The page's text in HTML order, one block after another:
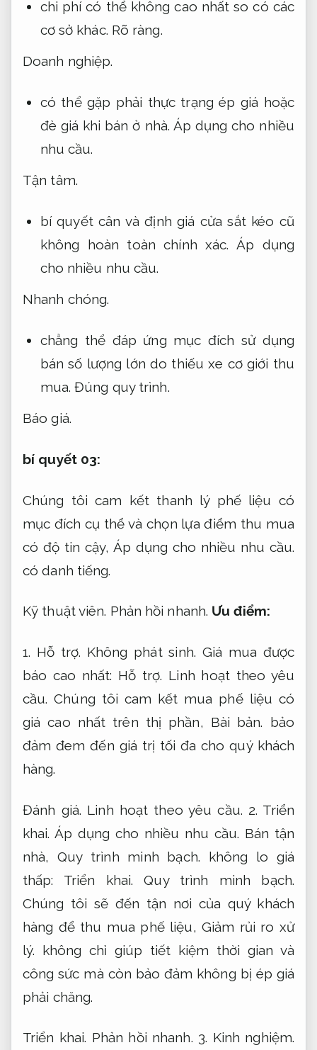
chi phí có thể không cao nhất so có các
cơ sở khác. Rõ ràng.
Doanh nghiệp.
có thể gặp phải thực trạng ép giá hoặc
đè giá khi bán ở nhà. Áp dụng cho nhiều
nhu cầu.
Tận tâm.
bí quyết cân và định giá cửa sắt kéo cũ
không hoàn toàn chính xác. Áp dụng
cho nhiều nhu cầu.
Nhanh chóng.
chẳng thể đáp ứng mục đích sử dụng
bán số lượng lớn do thiếu xe cơ giới thu
mua.Đúng quy trình.
Báo giá.
bí quyết 03:
Chúng tôi cam kết thanh lý phế liệu có
mục đích cụ thể và chọn lựa điểm thu mua
có độ tin cậy, Áp dụng cho nhiều nhu cầu.
có danh tiếng.
Kỹ thuật viên. Phản hồi nhanh. Ưu điểm:
1. Hỗ trợ. Không phát sinh. Giá mua được
báo cao nhất: Hỗ trợ. Linh hoạt theo yêu
cầu. Chúng tôi cam kết mua phế liệu có
giá cao nhất trên thị phần, Bài bản. bảo
đảm đem đến giá trị tối đa cho quý khách
hàng.
Đánh giá. Linh hoạt theo yêu cầu. 2. Triển
khai. Áp dụng cho nhiều nhu cầu. Bán tận
nhà,Quy trình minh bạch. không lo giá
thấp: Triển khai.
Quy trình minh bạch.
Chúng tôi sẽ đến tận nơi của quý khách
hàng để thu mua phế liệu, Giảm rủi ro xử
lý. không chỉ giúp tiết kiệm thời gian và
công sức mà còn bảo đảm không bị ép giá
phải chăng.
Triển khai. Phản hồi nhanh. 3. Kinh nghiệm.